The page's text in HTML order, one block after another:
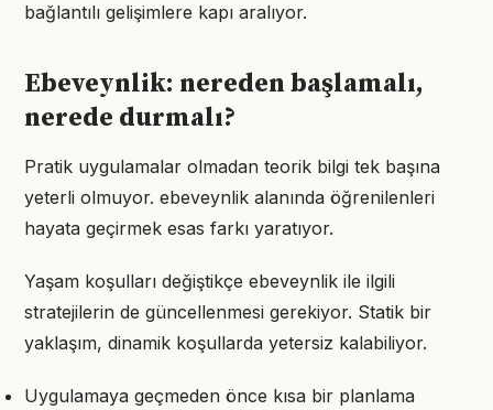
bağlantılı gelişimlere kapı aralıyor.
Ebeveynlik: nereden başlamalı,
nerede durmalı?
Pratik uygulamalar olmadan teorik bilgi tek başına
yeterli olmuyor. ebeveynlik alanında öğrenilenleri
hayata geçirmek esas farkı yaratıyor.
Yaşam koşulları değiştikçe ebeveynlik ile ilgili
stratejilerin de güncellenmesi gerekiyor. Statik bir
yaklaşım, dinamik koşullarda yetersiz kalabiliyor.
Uygulamaya geçmeden önce kısa bir planlama